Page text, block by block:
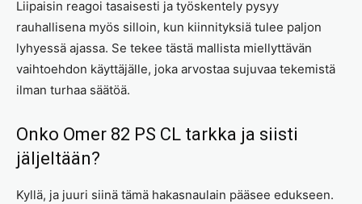
Liipaisin reagoi tasaisesti ja työskentely pysyy
rauhallisena myös silloin, kun kiinnityksiä tulee paljon
lyhyessä ajassa. Se tekee tästä mallista miellyttävän
vaihtoehdon käyttäjälle, joka arvostaa sujuvaa tekemistä
ilman turhaa säätöä.
Onko Omer 82 PS CL tarkka ja siisti
jäljeltään?
Kyllä, ja juuri siinä tämä hakasnaulain pääsee edukseen.